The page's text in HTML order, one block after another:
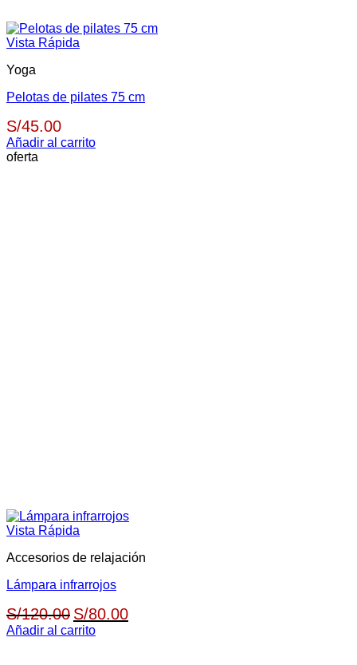
Vista Rápida
Yoga
Pelotas de pilates 75 cm
S/45.00
Añadir al carrito
oferta
Vista Rápida
Accesorios de relajación
Lámpara infrarrojos
S/120.00 El
precio
S/80.00El
Añadir al carrito